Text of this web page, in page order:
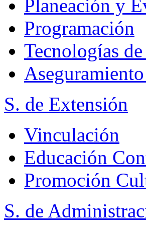
Planeación y
Programación
Tecnologías
S. de Extensión
Vinculación
Educación
Promoción
S. de